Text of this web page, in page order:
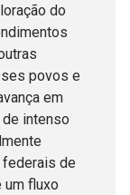
do
povos e
em
intenso
de
um fluxo